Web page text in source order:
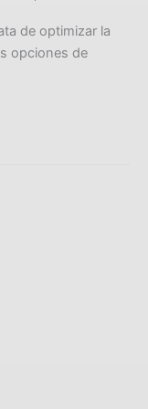
de optimizar la
opciones de